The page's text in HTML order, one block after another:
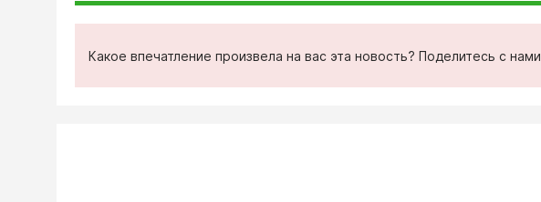
Какое впечатление произвела на вас эта новость? Поделитесь с нами